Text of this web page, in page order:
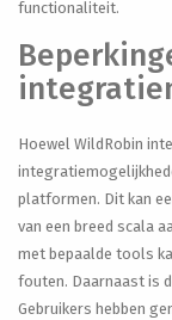
functionaliteit.
Hoewel WildRobin
platformen. Dit kan
van een breed scala
met bepaalde tools
fouten. Daarnaast is
Gebruikers hebben